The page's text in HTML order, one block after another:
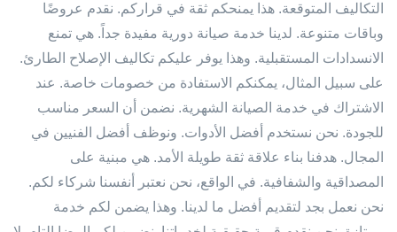
التكاليف المتوقعة. هذا يمنحكم ثقة في قراركم. نقدم عروضًا
وباقات متنوعة. لدينا خدمة صيانة دورية مفيدة جداً. هي تمنع
الانسدادات المستقبلية. وهذا يوفر عليكم تكاليف الإصلاح الطارئ.
على سبيل المثال، يمكنكم الاستفادة من خصومات خاصة. عند
الاشتراك في خدمة الصيانة الشهرية. نضمن أن السعر مناسب
للجودة. نحن نستخدم أفضل الأدوات. ونوظف أفضل الفنيين في
المجال. هدفنا بناء علاقة ثقة طويلة الأمد. هي مبنية على
المصداقية والشفافية. في الواقع، نحن نعتبر أنفسنا شركاء لكم.
نحن نعمل بجد لتقديم أفضل ما لدينا. وهذا يضمن لكم خدمة